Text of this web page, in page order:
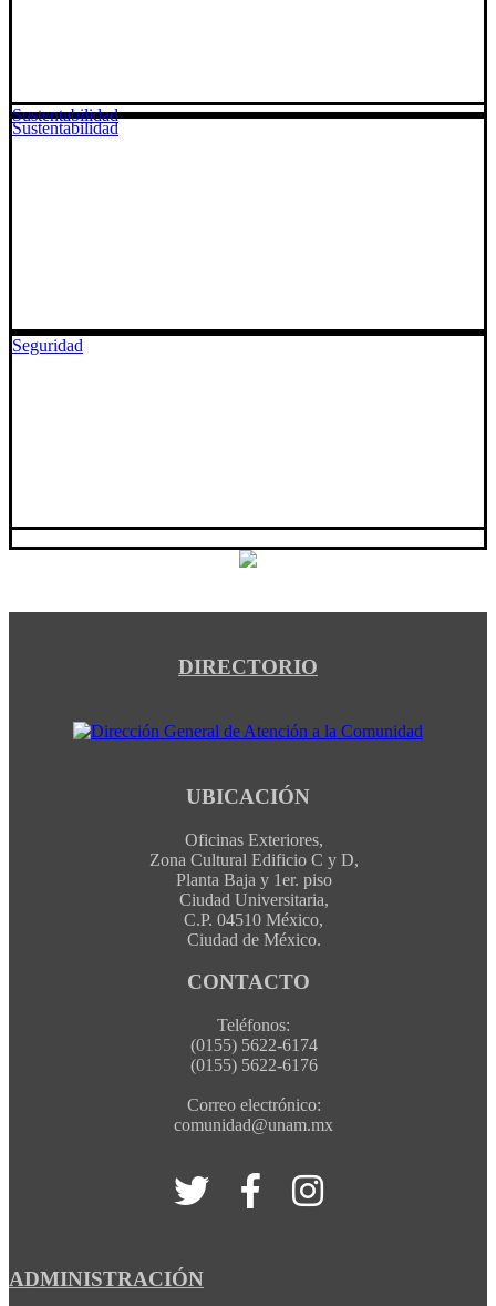
Sustentabilidad
Seguridad
Sustentabilidad
DIRECTORIO
UBICACIÓN
Oficinas Exteriores,
Zona Cultural Edificio C y D,
Planta Baja y 1er. piso
Ciudad Universitaria,
C.P. 04510 México,
Ciudad de México.
CONTACTO
Teléfonos:
(0155) 5622-6174
(0155) 5622-6176
Correo electrónico:
comunidad@unam.mx
ADMINISTRACIÓN